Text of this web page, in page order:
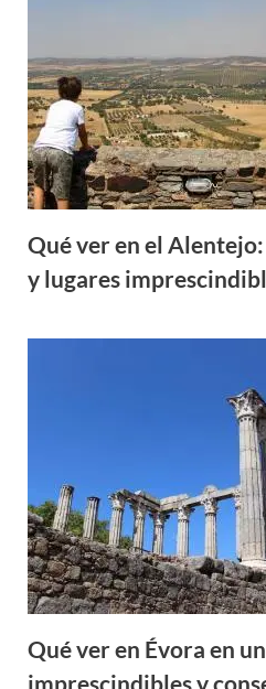
Qué ver en el
y lugares
Qué ver en Évora en
imprescindibles y